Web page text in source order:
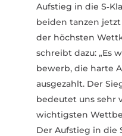
Aufstieg in die
beiden tanzen jetzt
der höchsten
schreibt dazu: „Es
bewerb, die harte
ausge­zahlt. Der
bedeutet uns sehr
wich­tigsten
Der Aufstieg in die